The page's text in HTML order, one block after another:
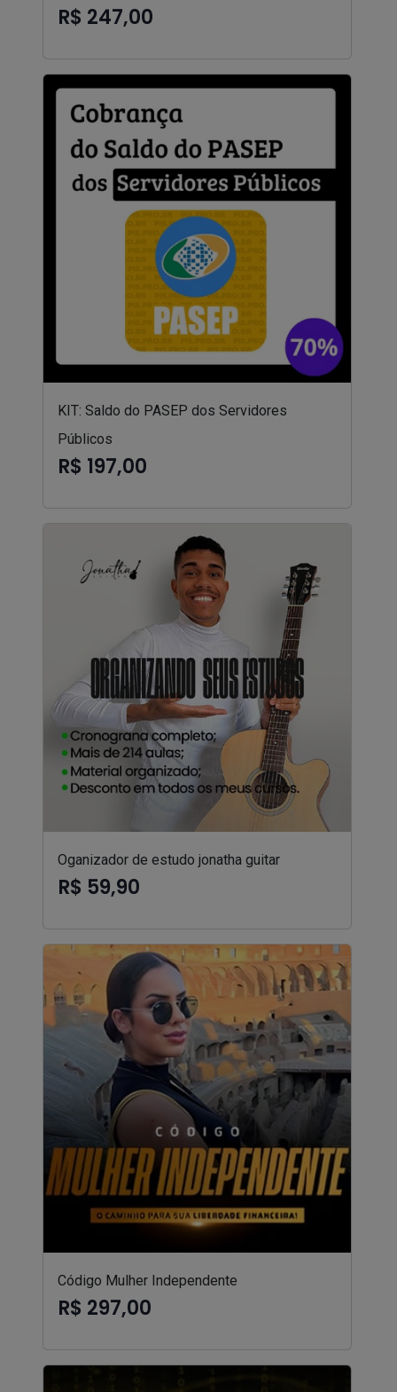
R$ 247,00
KIT: Saldo do PASEP dos Servidores
Públicos
R$ 197,00
Oganizador de estudo jonatha guitar
R$ 59,90
Código Mulher Independente
R$ 297,00